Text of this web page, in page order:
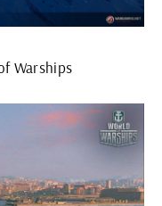
Warships